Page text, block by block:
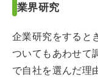
業界研究
企業研究をすると
ついてもあわせて
で自社を選んだ理